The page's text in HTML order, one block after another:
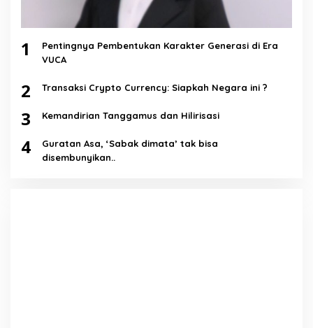
1
Pentingnya Pembentukan Karakter Generasi di Era
VUCA
2 Transaksi Crypto Currency: Siapkah Negara ini ?
3 Kemandirian Tanggamus dan Hilirisasi
4
Guratan Asa, ‘Sabak dimata’ tak bisa
disembunyikan..